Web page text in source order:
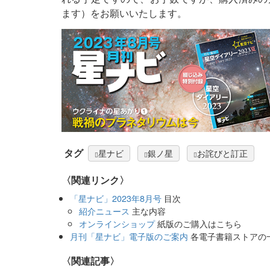
ます）をお願いいたします。
タグ 星ナビ 銀ノ星 お詫びと訂正
〈関連リンク〉
「星ナビ」2023年8月号 目次
紹介ニュース 主な内容
オンラインショップ紙版のご購入はこちら
月刊「星ナビ」電子版のご案内 各電子書籍ストアの
関連記事